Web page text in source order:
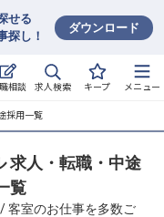
せる
探し！
ダウンロード
相談 求人検索 キープ メニュー
採用一覧
求人・転職・中途
覧
客室のお仕事を多数ご